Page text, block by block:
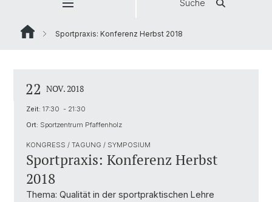
Suche
Sportpraxis: Konferenz Herbst 2018
22 NOV. 2018
Zeit: 17:30 - 21:30
Ort: Sportzentrum Pfaffenholz
KONGRESS / TAGUNG / SYMPOSIUM
Sportpraxis: Konferenz Herbst
2018
Thema: Qualität in der sportpraktischen Lehre